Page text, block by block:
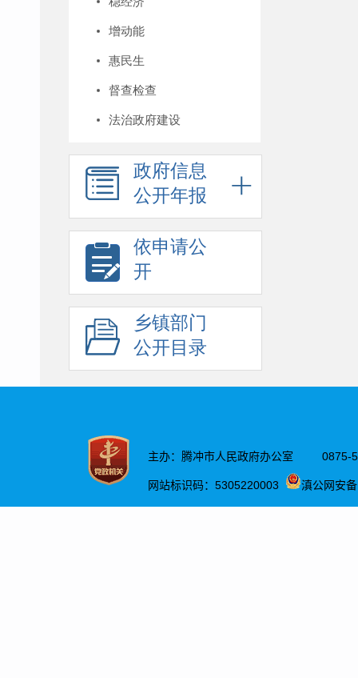
增动能
惠民生
督查检查
法治政府建设
政府信息
公开年报
依申请公
开
乡镇部门
公开目录